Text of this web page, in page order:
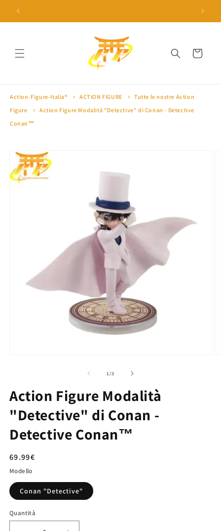
direttamente
100€ ⛩ 🏅
Carrello
Action-Figure-Italia® ACTION FIGURE
Tutte le nostre Action
Figure
Action Figure Modalità "Detective" di Conan - Detective
Conan™
Passa alle
informazioni
sul prodotto
1/su
3
Action Figure Modalità
"Detective" di Conan -
Detective Conan™
Prezzo
di
listino
69.99€
Modello
Conan "Detective"
Quantità